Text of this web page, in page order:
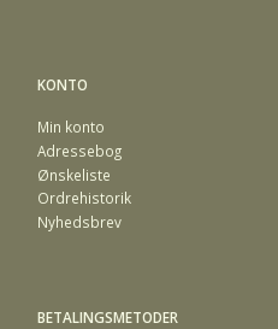
KONTO
Min konto
Adressebog
Ønskeliste
Ordrehistorik
Nyhedsbrev
BETALINGSMETODER